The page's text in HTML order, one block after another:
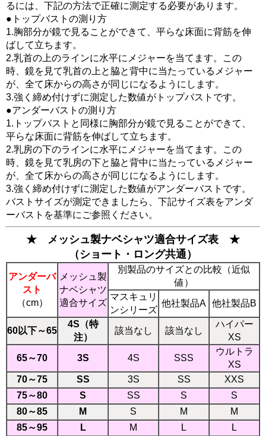
るには、下記の方法で正確に測定する必要があります。
●トップバストの測り方
1.胸部分が鏡で見ることができて、平らな床面に背筋を伸
ばして立ちます。
2.乳首の上のラインに水平にメジャーを当てます。この
時、鏡を見て乳首の上と脇と背中に当たっているメジャー
が、全て床からの高さが同じになるようにします。
3.強く締め付けずに測定した数値がトップバストです。
●アンダーバストの測り方
1.トップバストと同様に胸部分が鏡で見ることができて、
平らな床面に背筋を伸ばして立ちます。
2.乳房の下のラインに水平にメジャーを当てます。この
時、鏡を見て乳房の下と脇と背中に当たっているメジャー
が、全て床からの高さが同じになるようにします。
3.強く締め付けずに測定した数値がアンダーバストです。
バストサイズが測定できましたら、下記サイズ表をアンダ
ーバストを基準にご参照ください。
★ メッシュ製ナベシャツ適合サイズ表 ★
（ショート・ロング共通）
アンダーバ
スト
（cm）
メッシュ製
ナベシャツ
適合サイズ
別製品のサイズとの比較（近似
値）
マスキュリ
ンシリーズ
他社製品A 他社製品B
60以下～65
4S（特
注）
該当なし 該当なし
ハイパー
XS
65～70 3S 4S SSS
ウルトラ
XS
70～75
SS 3S SS
XXS
75～80
S SS S
S
80～85
M S M
M
85～95
L M L L